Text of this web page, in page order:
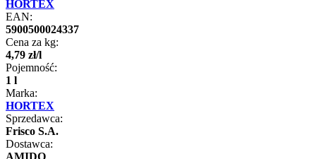
HORTEX
EAN:
5900500024337
Cena za kg:
4,79 zł/l
Pojemność:
1 l
Marka:
HORTEX
Sprzedawca:
Frisco S.A.
Dostawca: